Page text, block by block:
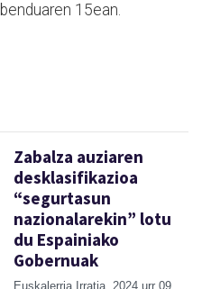
15ean.
Zabalza auziaren
desklasifikazioa
“segurtasun
nazionalarekin” lotu
du Espainiako
Gobernuak
Euskalerria Irratia 2024 urr 09